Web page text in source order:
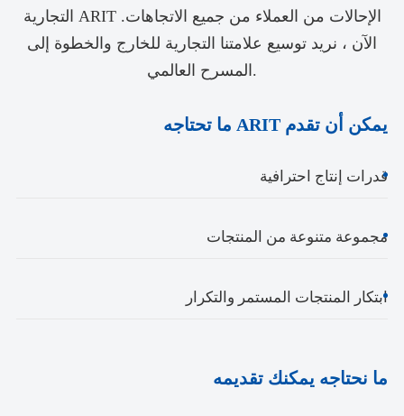
التجارية ARIT الإحالات من العملاء من جميع الاتجاهات.
الآن ، نريد توسيع علامتنا التجارية للخارج والخطوة إلى
المسرح العالمي.
ما تحتاجه ARIT يمكن أن تقدم
قدرات إنتاج احترافية
مجموعة متنوعة من المنتجات
ابتكار المنتجات المستمر والتكرار
ما نحتاجه يمكنك تقديمه